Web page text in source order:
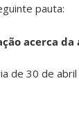
pauta:
acerca da
de 30 de